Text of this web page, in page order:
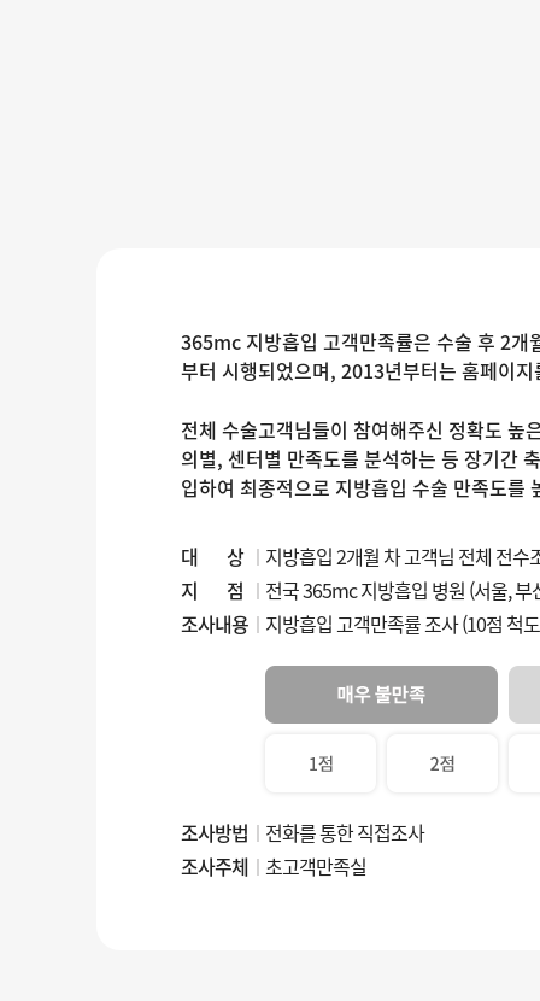
365mc 지방흡입 고객만족률은 수술 후 2개
부터 시행되었으며, 2013년부터는 홈페이
전체 수술고객님들이 참여해주신 정확도
의별, 센터별 만족도를 분석하는 등 장기간
입하여 최종적으로 지방흡입 수술 만족도를
대 상
지방흡입 2개월 차 고객님 전체 전수
지 점
전국 365mc 지방흡입 병원 (서울, 부
조사내용
지방흡입 고객만족률 조사 (10점
조사방법
전화를 통한 직접조사
조사주체 초고객만족실